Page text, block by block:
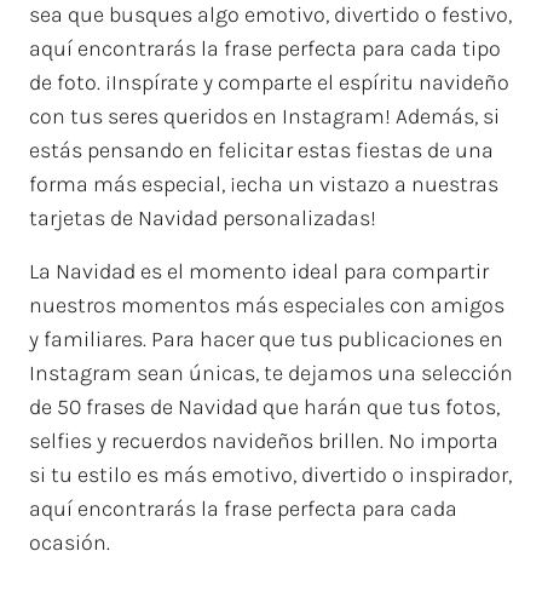
sea que busques algo emotivo, divertido o festivo,
aquí encontrarás la frase perfecta para cada tipo
de foto. ¡Inspírate y comparte el espíritu navideño
con tus seres queridos en Instagram! Además, si
estás pensando en felicitar estas fiestas de una
forma más especial, ¡echa un vistazo a nuestras
tarjetas de Navidad personalizadas!
La Navidad es el momento ideal para compartir
nuestros momentos más especiales con amigos
y familiares. Para hacer que tus publicaciones en
Instagram sean únicas, te dejamos una selección
de 50 frases de Navidad que harán que tus fotos,
selfies y recuerdos navideños brillen. No importa
si tu estilo es más emotivo, divertido o inspirador,
aquí encontrarás la frase perfecta para cada
ocasión.